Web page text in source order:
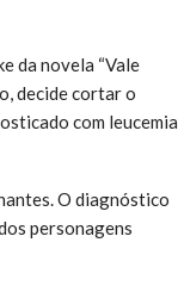
da novela “Vale
decide cortar o
com leucemia
O diagnóstico
personagens